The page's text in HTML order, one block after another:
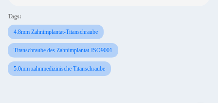
Tags:
4.8mm Zahnimplantat-Titanschraube
Titanschraube des Zahnimplantat-ISO9001
5.0mm zahnmedizinische Titanschraube